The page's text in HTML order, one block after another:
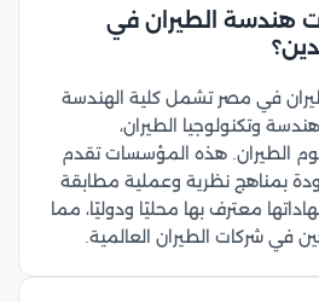
هندسة الطيران في
في مصر تشمل كلية الهندسة
وتكنولوجيا الطيران،
الطيران. هذه المؤسسات تقدم
بمناهج نظرية وعملية مطابقة
معترف بها محليًا ودوليًا، مما
في شركات الطيران العالمية.